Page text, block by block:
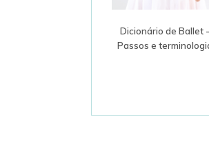
Dicionário de Ballet -
Passos e